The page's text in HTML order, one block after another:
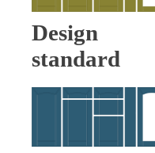
Design
standard